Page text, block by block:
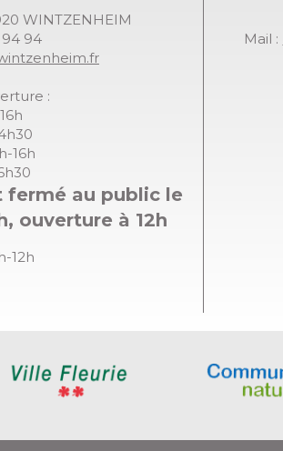
WINTZENHEIM
94 94
:
16h
fermé au public le
ouverture à 12h
12h
Mail :